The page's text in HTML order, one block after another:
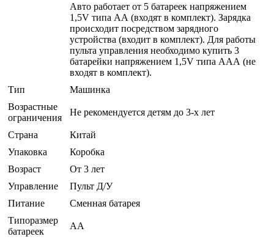
Авто работает от 5 батареек напряжением
1,5V типа АА (входят в комплект). Зарядка
происходит посредством зарядного
устройства (входит в комплект). Для работы
пульта управления необходимо купить 3
батарейки напряжением 1,5V типа ААА (не
входят в комплект).
Тип
Машинка
Возрастные
ограничения
Не рекомендуется детям до 3-х лет
Страна
Китай
Упаковка
Коробка
Возраст
От 3 лет
Управление
Пульт Д/У
Питание
Сменная батарея
Типоразмер
батареек
AA